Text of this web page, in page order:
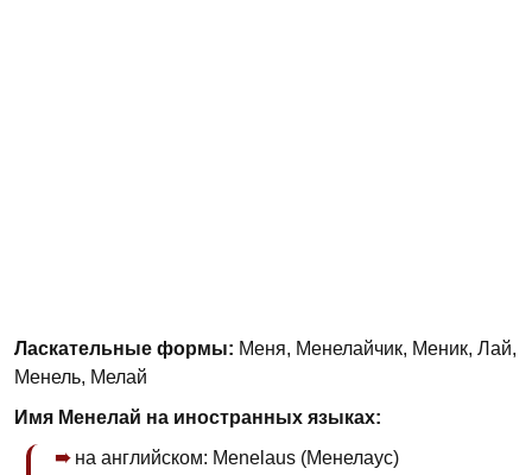
Ласкательные формы: Меня, Менелайчик, Меник, Лай,
Менель, Мелай
Имя Менелай на иностранных языках:
на английском: Menelaus (Менелаус)